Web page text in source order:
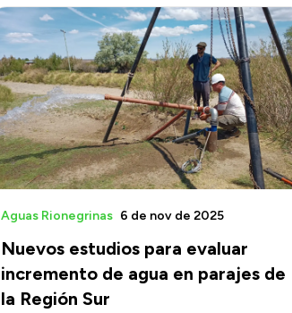
Nuevos estudios para evaluar
incremento de agua en parajes de
la Región Sur
Aguas Rionegrinas 6 de nov de 2025